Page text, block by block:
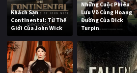
Khách Sạn
Continental: Từ Thế
Giới Của John Wick
Những Cuộc Phiêu
Lưu Vô Cùng Hoang
Đường Của Dick
Turpin